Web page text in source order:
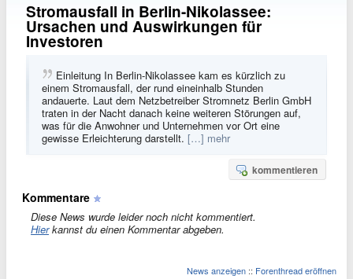
Stromausfall in Berlin-Nikolassee:
Ursachen und Auswirkungen für
Investoren
Einleitung In Berlin-Nikolassee kam es kürzlich zu
einem Stromausfall, der rund eineinhalb Stunden
andauerte. Laut dem Netzbetreiber Stromnetz Berlin GmbH
traten in der Nacht danach keine weiteren Störungen auf,
was für die Anwohner und Unternehmen vor Ort eine
gewisse Erleichterung darstellt. […] mehr
kommentieren
Kommentare
Diese News wurde leider noch nicht kommentiert.
Hierkannst du einen Kommentar abgeben.
News anzeigen :: Forenthread eröffnen